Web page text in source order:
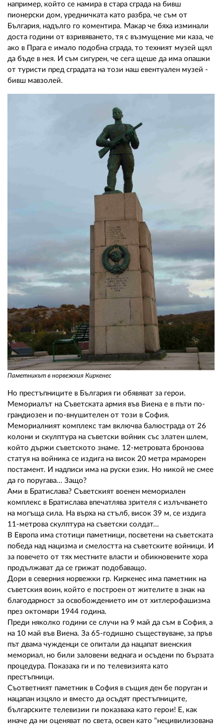
например, който се намира в стара сграда на бивш
пионерски дом, уредничката като разбра, че съм от
България, надълго го коментира. Макар че бяха изминали
доста години от взривяването, тя с възмущение ми каза, че
ако в Прага е имало подобна сграда, то техният музей щял
да бъде в нея. И съм сигурен, че сега щеше да има опашки
от туристи пред сградата на този наш евентуален музей -
бивш мавзолей.
Паметникът в норвежкия Киркенес
Но престъпниците в България ги обявяват за герои.
Мемориалът на Съветската армия във Виена е в пъти по-
грандиозен и по-внушителен от този в София.
Мемориалният комплекс там включва балюстрада от 26
колони и скулптура на съветски войник със златен шлем,
който държи съветското знаме. 12-метровата бронзова
статуя на войника се издига на висок 20 метра мраморен
постамент. И надписи има на руски език. Но никой не смее
да го поругава... Защо?
Ами в Братислава? Съветският военен мемориален
комплекс в Братислава впечатлява зрителя с излъчването
на могъща сила. На върха на стълб, висок 39 м, се издига
11-метрова скулптура на съветски солдат...
В Европа има стотици паметници, посветени на съветската
победа над нацизма и смелостта на съветските войници. И
за повечето от тях местните власти и обикновените хора
продължават да се грижат подобаващо.
Дори в северния норвежки гр. Киркенес има паметник на
съветския воин, който е построен от жителите в знак на
благодарност за освобождението им от хитлерофашизма
през октомври 1944 година.
Преди няколко години се случи на 9 май да съм в София, а
на 10 май във Виена. За 65-годишно съществуване, за пръв
път двама чужденци се опитали да нацапат виенския
мемориал, но били заловени веднага и осъдени по бързата
процедура. Показаха ги и по телевизията като
престъпници.
Съответният паметник в София в същия ден бе поруган и
нацапан изцяло и вместо да осъдят престъпниците,
българските телевизии ги показваха като герои! Е, как
иначе да ни оценяват по света, освен като "нецивилизована